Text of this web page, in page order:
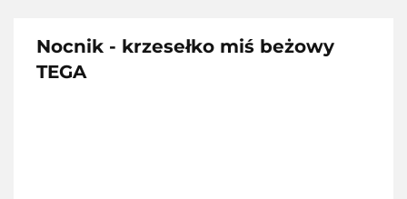
Nocnik - krzesełko miś beżowy
TEGA